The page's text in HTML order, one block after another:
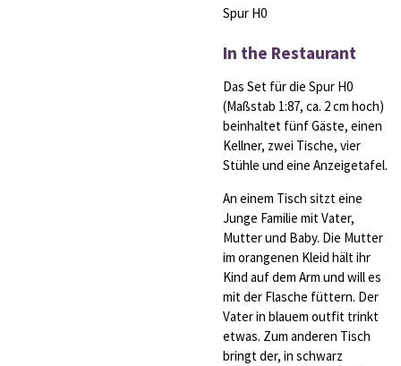
Spur H0
In the Restaurant
Das Set für die Spur H0
(Maßstab 1:87, ca. 2 cm hoch)
beinhaltet fünf Gäste, einen
Kellner, zwei Tische, vier
Stühle und eine Anzeigetafel.
An einem Tisch sitzt eine
Junge Familie mit Vater,
Mutter und Baby. Die Mutter
im orangenen Kleid hält ihr
Kind auf dem Arm und will es
mit der Flasche füttern. Der
Vater in blauem outfit trinkt
etwas. Zum anderen Tisch
bringt der, in schwarz